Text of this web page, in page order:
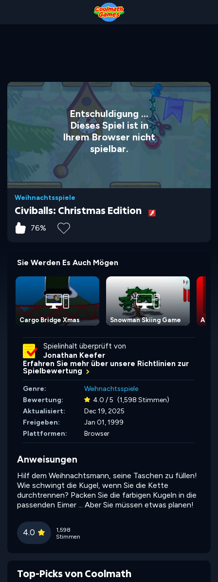
Entschuldigung ...
Dieses Spiel ist in
Ihrem Browser nicht
spielbar.
Weihnachtsspiele
Civiballs: Christmas Edition
76%
Sie Werden Es Auch Mögen
Cargo Bridge Xmas Snowman Skiing Game A
Spielinhalt überprüft von
Jonathan Keefer
Erfahren Sie mehr über unsere Richtlinien zur
Spielbewertung
Genre:
Weihnachtsspiele
Bewertung:
4.0 / 5 (1,598 Stimmen)
Aktualisiert:
Dec 19, 2025
Freigeben:
Jan 01, 1999
Plattformen:
Browser
Anweisungen
Hilf dem Weihnachtsmann, seine Taschen zu füllen!
Wie schwingt die Kugel, wenn Sie die Kette
durchtrennen? Packen Sie die farbigen Kugeln in die
passenden Eimer ... Aber Sie müssen etwas planen!
4.0
1,598
Stimmen
Top-Picks von Coolmath